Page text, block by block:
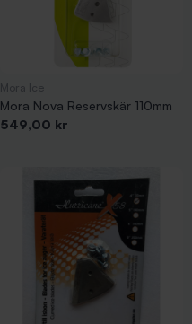
Mora Nova Reservskär 110mm
Pris
549,00 kr